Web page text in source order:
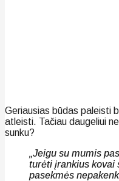
Geriausias būdas paleisti
atleisti. Tačiau daugeliui
sunku?
„Jeigu su mumis
turėti įrankius kovai
pasekmės